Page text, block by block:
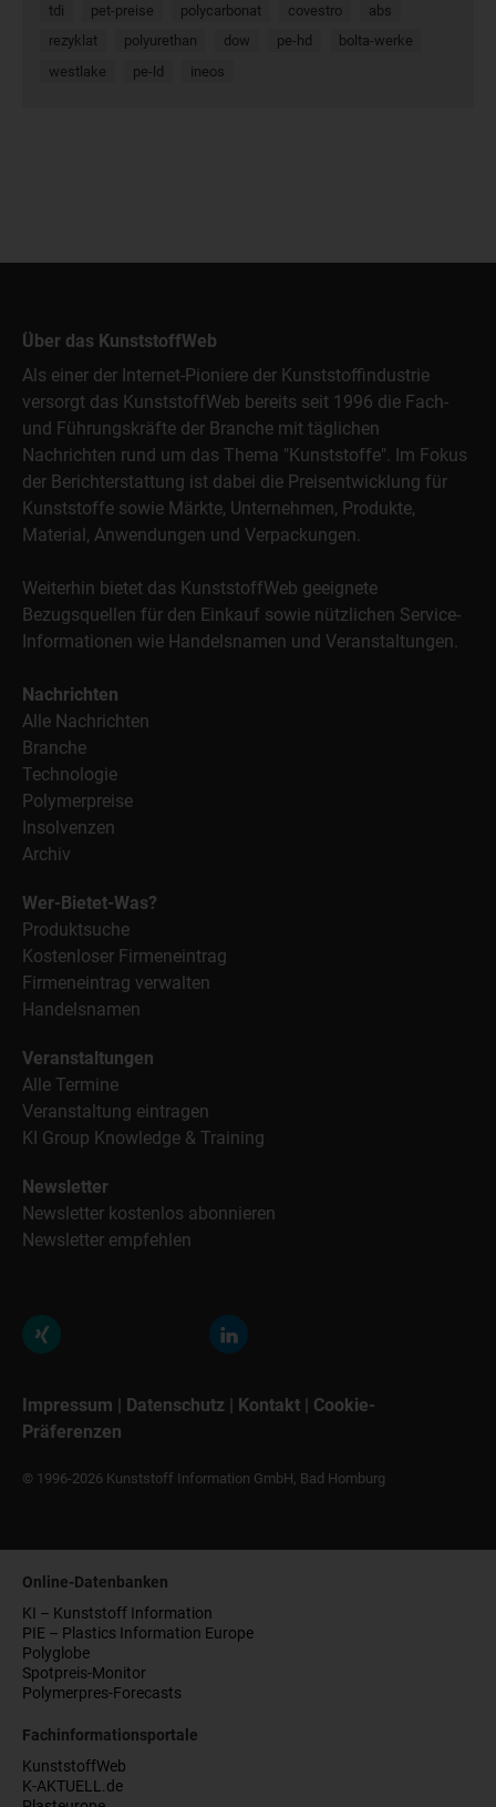
tdi
pet-preise polycarbonat covestro
abs
rezyklat
polyurethan dow pe-hd
bolta-werke
westlake
pe-ld ineos
Über das KunststoffWeb
Als einer der Internet-Pioniere der Kunststoffindustrie
versorgt das KunststoffWeb bereits seit 1996 die Fach-
und Führungskräfte der Branche mit täglichen
Nachrichten rund um das Thema "Kunststoffe". Im Fokus
der Berichterstattung ist dabei die Preisentwicklung für
Kunststoffe sowie Märkte, Unternehmen, Produkte,
Material, Anwendungen und Verpackungen.
Weiterhin bietet das KunststoffWeb geeignete
Bezugsquellen für den Einkauf sowie nützlichen Service-
Informationen wie Handelsnamen und Veranstaltungen.
Nachrichten
Alle Nachrichten
Branche
Technologie
Polymerpreise
Insolvenzen
Archiv
Wer-Bietet-Was?
Produktsuche
Kostenloser Firmeneintrag
Firmeneintrag verwalten
Handelsnamen
Veranstaltungen
Alle Termine
Veranstaltung eintragen
KI Group Knowledge & Training
Newsletter
Newsletter kostenlos abonnieren
Newsletter empfehlen
Impressum | Datenschutz | Kontakt | Cookie-
Präferenzen
© 1996-2026 Kunststoff Information GmbH, Bad Homburg
Online-Datenbanken
KI – Kunststoff Information
PIE – Plastics Information Europe
Polyglobe
Spotpreis-Monitor
Polymerpres-Forecasts
Fachinformationsportale
KunststoffWeb
K-AKTUELL.de